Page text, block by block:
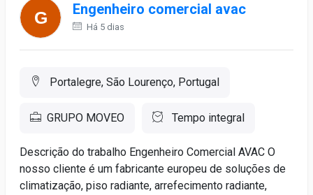
Engenheiro comercial avac
Há 5 dias
Portalegre, São Lourenço, Portugal
GRUPO MOVEO Tempo integral
Descrição do trabalho Engenheiro Comercial AVAC O
nosso cliente é um fabricante europeu de soluções de
climatização, piso radiante, arrefecimento radiante,